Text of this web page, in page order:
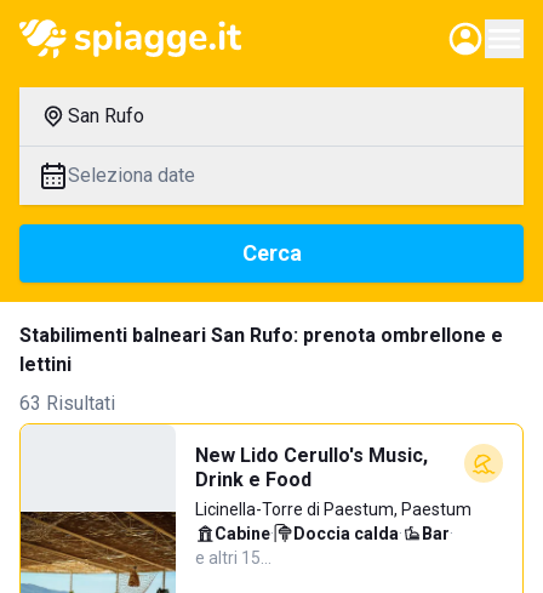
San Rufo
Seleziona date
Cerca
Stabilimenti balneari San Rufo: prenota ombrellone e
lettini
63 Risultati
New Lido Cerullo's Music,
Drink e Food
Licinella-Torre di Paestum, Paestum
Cabine· Doccia calda· Bar·
e altri 15…